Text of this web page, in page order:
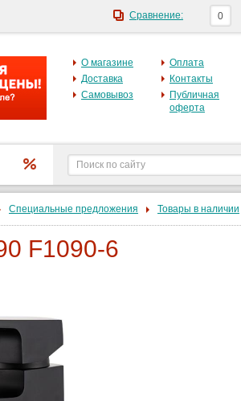
О магазине
Доставка
Самовывоз
Оплата
Контакты
Публичная
оферта
Специальные предложения Товары в наличии
F1090-6
Сравнение: 0